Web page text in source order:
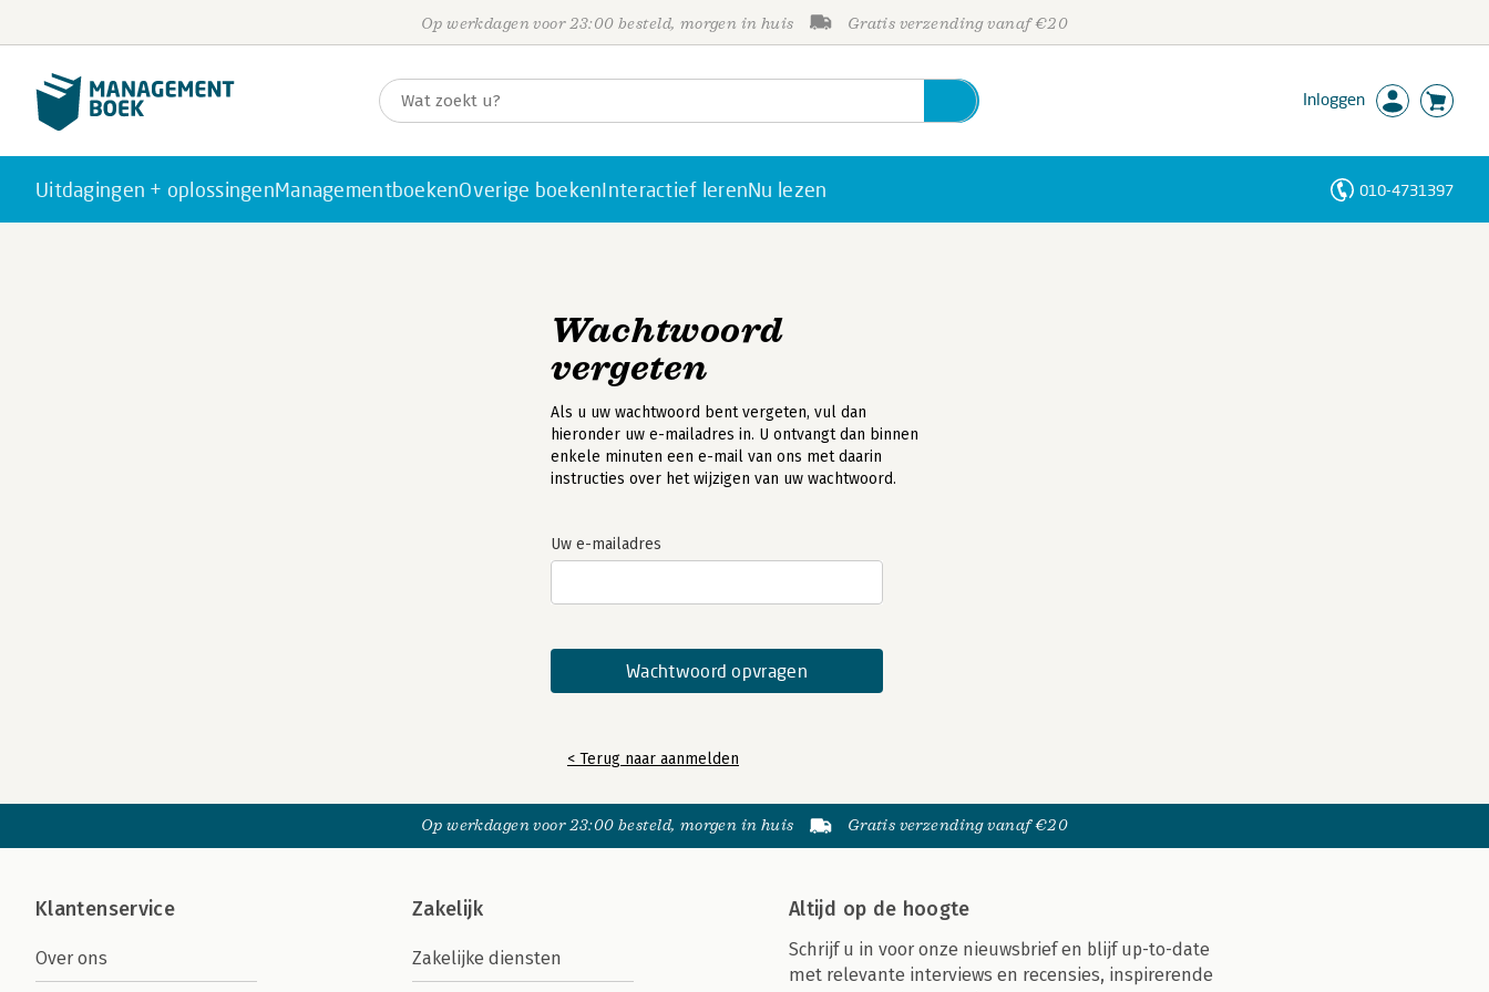
Op werkdagen voor 23:00 besteld, morgen in huis Gratis verzending vanaf €20
Inloggen
Uitdagingen + oplossingenManagementboekenOverige boekenInteractief lerenNu lezen 010-4731397
Wachtwoord
vergeten
Als u uw wachtwoord bent vergeten, vul dan
hieronder uw e-mailadres in. U ontvangt dan binnen
enkele minuten een e-mail van ons met daarin
instructies over het wijzigen van uw wachtwoord.
Uw e-mailadres
< Terug naar aanmelden
Op werkdagen voor 23:00 besteld, morgen in huis Gratis verzending vanaf €20
Klantenservice
Over ons
Zakelijk
Zakelijke diensten
Altijd op de hoogte
Schrijf u in voor onze nieuwsbrief en blijf up-to-date
met relevante interviews en recensies, inspirerende
Personen